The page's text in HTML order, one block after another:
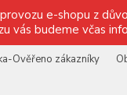
e-shopu z
vás budeme včas
Ověřeno zákazníky